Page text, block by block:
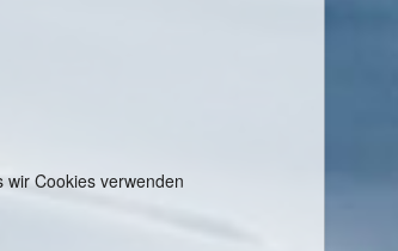
Cookies verwenden